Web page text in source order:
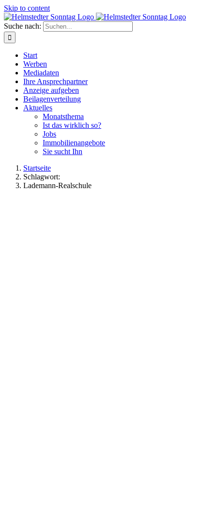
Skip to content
Suche nach:
Start
Werben
Mediadaten
Ihre Ansprechpartner
Anzeige aufgeben
Beilagenverteilung
Aktuelles
Monatsthema
Ist das wirklich so?
Jobs
Immobilienangebote
Sie sucht Ihn
Startseite
Schlagwort:
Lademann-Realschule